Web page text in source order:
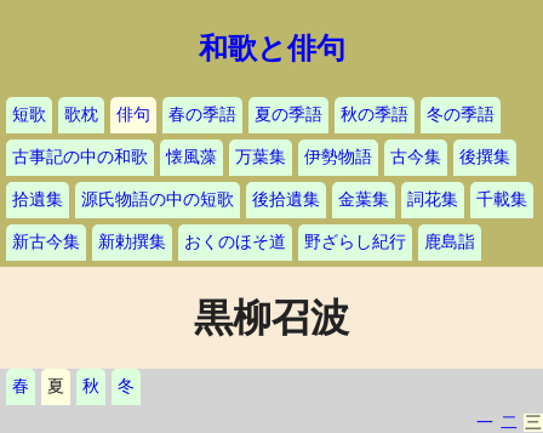
和歌と俳句
短歌 歌枕 俳句 春の季語 夏の季語 秋の季語 冬の季語
古事記の中の和歌 懐風藻 万葉集 伊勢物語 古今集 後撰集
拾遺集 源氏物語の中の短歌 後拾遺集 金葉集 詞花集 千載集
新古今集 新勅撰集 おくのほそ道 野ざらし紀行 鹿島詣
黒柳召波
春 夏 秋
冬
一 二 三